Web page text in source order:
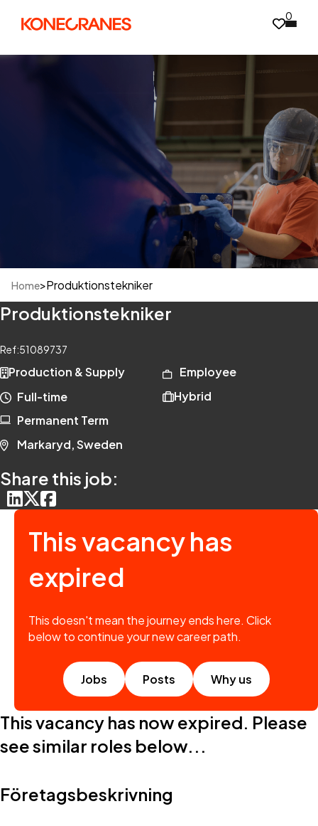
0
Home>Produktionstekniker
Produktionstekniker
Ref:51089737
Production & Supply
Employee
Full-time
Hybrid
Permanent Term
Markaryd, Sweden
Share this job:
This vacancy has
expired
This doesn't mean the journey ends here. Click
below to continue your new career path.
Jobs Posts Why us
This vacancy has now expired. Please
see similar roles below...
Företagsbeskrivning